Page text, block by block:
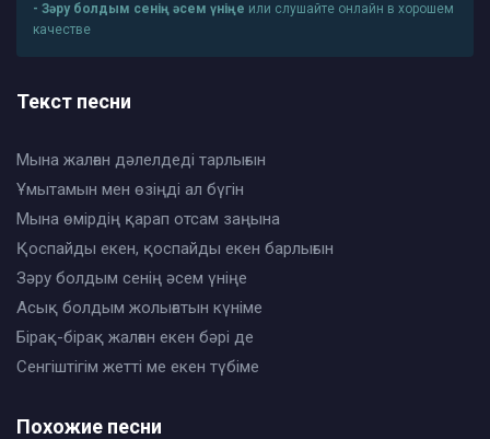
- Зәру болдым сенің әсем үніңе или слушайте онлайн в хорошем
качестве
Текст песни
Мына жалған дәлелдеді тарлығын
Ұмытамын мен өзіңді ал бүгін
Мына өмірдің қарап отсам заңына
Қоспайды екен, қоспайды екен барлығын
Зәру болдым сенің әсем үніңе
Асық болдым жолығатын күніме
Бірақ-бірақ жалған екен бәрі де
Сенгіштігім жетті ме екен түбіме
Похожие песни